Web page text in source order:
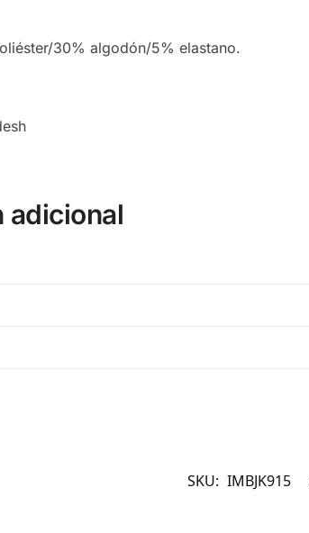
30% algodón/5% elastano.
adicional
SKU: IMBJK915